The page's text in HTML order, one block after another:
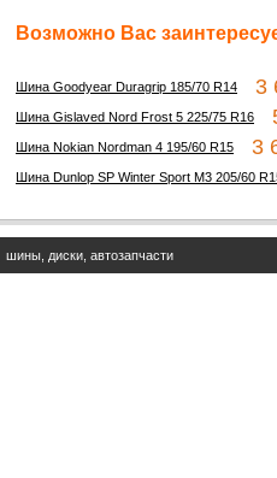
Возможно Вас
Шина Goodyear Duragrip 185/70 R14 3
Шина Gislaved Nord Frost 5 225/75 R16
Шина Nokian Nordman 4 195/60 R15 3
Шина Dunlop SP Winter Sport M3 205/60
шины, диски, автозапчасти